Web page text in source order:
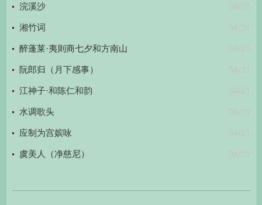
04/21
浣溪沙
04/21
湘竹词
04/21
醉蓬莱·夷则商七夕和方南山
04/21
阮郎归（月下感事）
04/21
江神子·和陈仁和韵
04/21
水调歌头
04/21
应制为宫嫔咏
04/21
虞美人（净慈尼）